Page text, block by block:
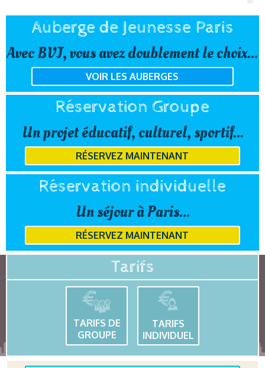
Auberge de Jeunesse Paris
Avec BVJ, vous avez doublement le choix...
VOIR LES AUBERGES
Réservation Groupe
Un projet éducatif, culturel, sportif...
RÉSERVEZ MAINTENANT
Réservation individuelle
Un séjour à Paris...
RÉSERVEZ MAINTENANT
Tarifs
TARIFS DE
GROUPE
TARIFS
INDIVIDUEL